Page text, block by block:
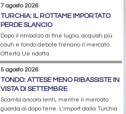
7 agosto 2026
TURCHIA: IL ROTTAME IMPORTATO
PERDE SLANCIO
Dopo il rimbalzo di fine luglio, acquisti più
cauti e tondo debole frenano il mercato.
Offerta Ue ridotta
5 agosto 2026
TONDO: ATTESE MENO RIBASSISTE IN
VISTA DI SETTEMBRE
Scambi ancora lenti, mentre il mercato
guarda al dopo ferie. L’import dalla Turchia